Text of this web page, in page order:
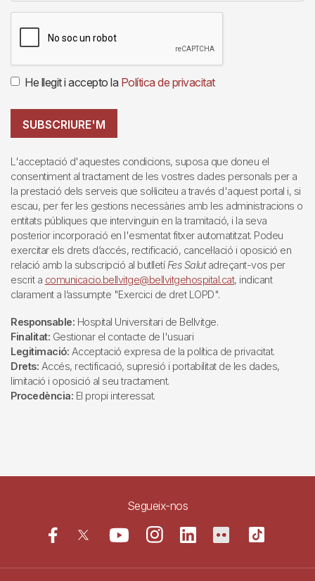
He llegit i accepto la Política de privacitat
SUBSCRIURE'M
L'acceptació d'aquestes condicions, suposa que doneu el
consentiment al tractament de les vostres dades personals per a
la prestació dels serveis que sol·liciteu a través d'aquest portal i, si
escau, per fer les gestions necessàries amb les administracions o
entitats públiques que intervinguin en la tramitació, i la seva
posterior incorporació en l'esmentat fitxer automatitzat. Podeu
exercitar els drets d’accés, rectificació, cancel·lació i oposició en
relació amb la subscripció al butlletí Fes Salutadreçant-vos per
escrit a comunicacio.bellvitge@bellvitgehospital.cat, indicant
clarament a l’assumpte "Exercici de dret LOPD".
Responsable: Hospital Universitari de Bellvitge.
Finalitat: Gestionar el contacte de l'usuari
Legitimació: Acceptació expresa de la política de privacitat.
Drets: Accés, rectificació, supresió i portabilitat de les dades,
limitació i oposició al seu tractament.
Procedència: El propi interessat.
Segueix-nos